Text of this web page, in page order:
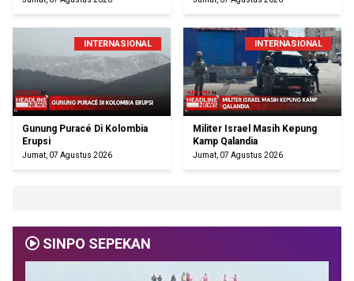
INTERNASIONAL
Gunung Puracé Di Kolombia
Erupsi
Jumat, 07 Agustus 2026
INTERNASIONAL
Militer Israel Masih Kepung
Kamp Qalandia
Jumat, 07 Agustus 2026
SINPO SEPEKAN